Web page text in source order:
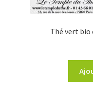
Thé vert bio